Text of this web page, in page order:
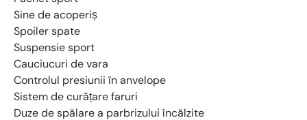
Sine de acoperiș
Spoiler spate
Suspensie sport
Cauciucuri de vara
Controlul presiunii în anvelope
Sistem de curățare faruri
Duze de spălare a parbrizului încălzite